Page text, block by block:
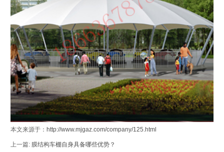
本文来源于： http://www.mjgaz.com/company/125.html
上一篇: 膜结构车棚自身具备哪些优势？